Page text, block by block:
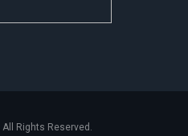
Rights Reserved.